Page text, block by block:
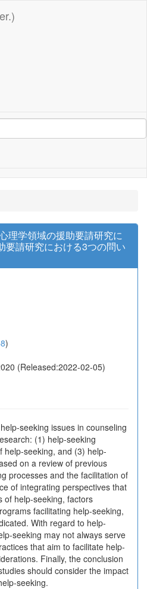
理学領域の援助要請研究に
請研究における3つの問い
)
(Released:2022-02-05)
seeking issues in counseling
(1) help-seeking
help-seeking, and (3) help-
on a review of previous
processes and the facilitation of
of integrating perspectives that
of help-seeking, factors
facilitating help-seeking,
With regard to help-
seeking may not always serve
that aim to facilitate help-
Finally, the conclusion
should consider the impact
seeking.